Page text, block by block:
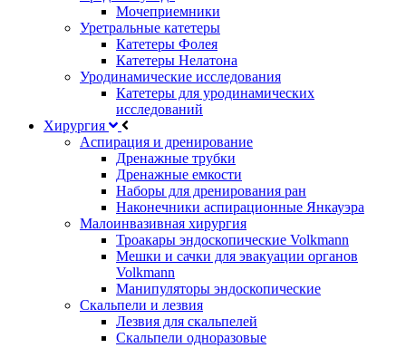
Мочеприемники
Уретральные катетеры
Катетеры Фолея
Катетеры Нелатона
Уродинамические исследования
Катетеры для уродинамических
исследований
Хирургия
Аспирация и дренирование
Дренажные трубки
Дренажные емкости
Наборы для дренирования ран
Наконечники аспирационные Янкауэра
Малоинвазивная хирургия
Троакары эндоскопические Volkmann
Мешки и сачки для эвакуации органов
Volkmann
Манипуляторы эндоскопические
Скальпели и лезвия
Лезвия для скальпелей
Скальпели одноразовые